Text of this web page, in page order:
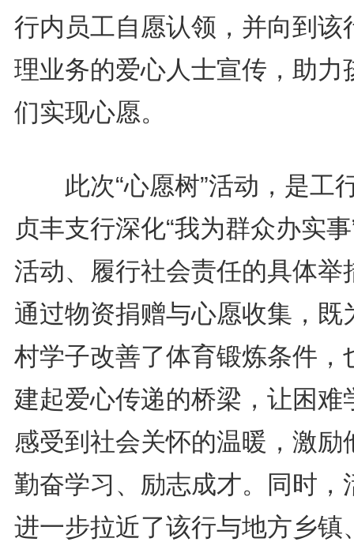
行内员工自愿认领，并向到该
理业务的爱心人士宣传，助力
们实现心愿。
此次“心愿树”活动，是工
贞丰支行深化“我为群众办实
活动、履行社会责任的具体举
通过物资捐赠与心愿收集，既
村学子改善了体育锻炼条件，
建起爱心传递的桥梁，让困难
感受到社会关怀的温暖，激励
勤奋学习、励志成才。同时，
进一步拉近了该行与地方乡镇